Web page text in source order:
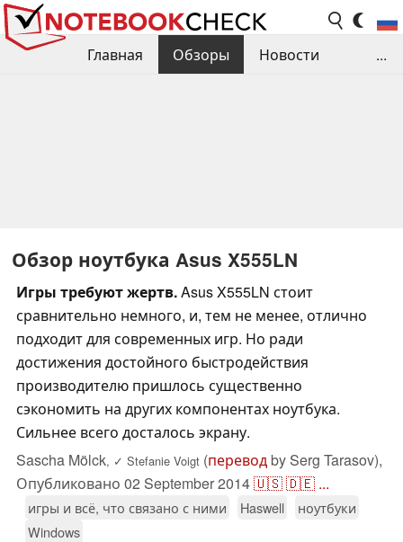
Главная Обзоры
Новости
...
Обзор ноутбука Asus X555LN
Игры требуют жертв.Asus X555LN стоит
сравнительно немного, и, тем не менее, отлично
подходит для современных игр. Но ради
достижения достойного быстродействия
производителю пришлось существенно
сэкономить на других компонентах ноутбука.
Сильнее всего досталось экрану.
Sascha Mölck, ✓ Stefanie Voigt (переводby Serg Tarasov),
Опубликовано 02 September 2014🇺🇸🇩🇪 ...
игры и всё, что связано с ними Haswell
ноутбуки
Windows